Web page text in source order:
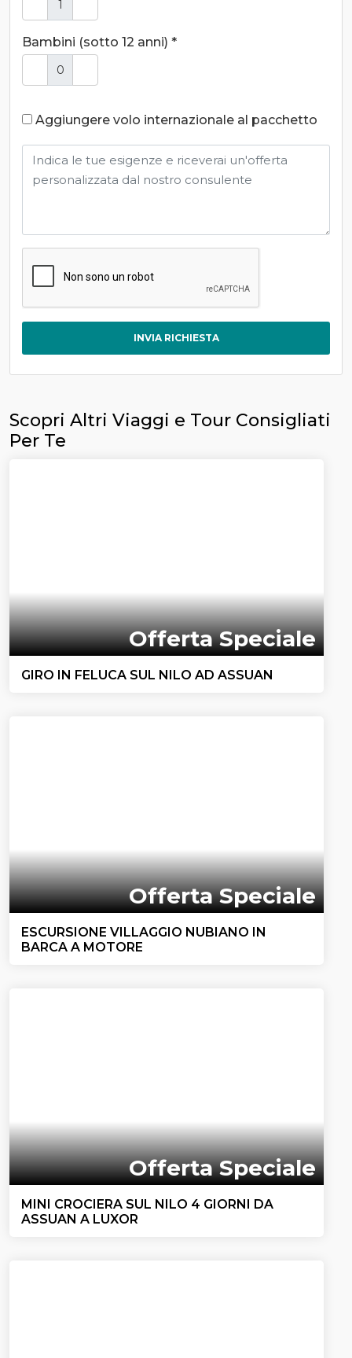
Bambini (sotto 12 anni) *
Aggiungere volo internazionale al pacchetto
INVIA RICHIESTA
Scopri Altri Viaggi e Tour Consigliati
Per Te
Offerta Speciale
GIRO IN FELUCA SUL NILO AD ASSUAN
Offerta Speciale
ESCURSIONE VILLAGGIO NUBIANO IN
BARCA A MOTORE
Offerta Speciale
MINI CROCIERA SUL NILO 4 GIORNI DA
ASSUAN A LUXOR